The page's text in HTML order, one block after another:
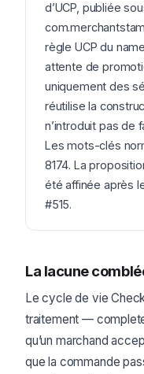
d’UCP, publiée
règle UCP du
attente de
uniquement des
réutilise la
n’introduit pas de
Les mots-clés
8174. La
été affinée après
#515.
La lacune
Le cycle de vie
traitement —
qu’un marchand
que la commande